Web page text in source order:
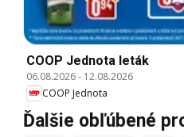
COOP Jednota leták
06.08.2026- 12.08.2026
COOP Jednota
Ďalšie obľúbené